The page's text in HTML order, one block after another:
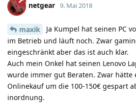
netgear 9. Mai 2018
maxik
Ja Kumpel hat seinen PC
im Betrieb und läuft noch. Zwar
eingeschränkt aber das ist auch klar.
Auch mein Onkel hat seinen Lenovo
wurde immer gut Beraten. Zwar hätte
Onlinekauf um die 100-150€ gespart
inordnung.